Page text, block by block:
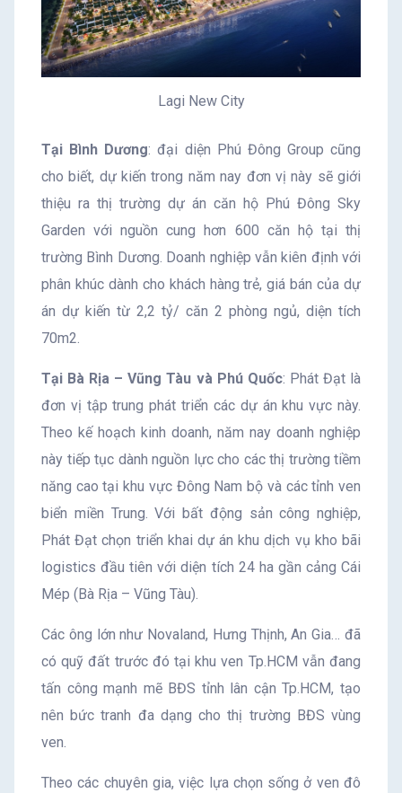
Lagi New City
Tại Bình Dương: đại diện Phú Đông Group cũng
cho biết, dự kiến trong năm nay đơn vị này sẽ giới
thiệu ra thị trường dự án căn hộ Phú Đông Sky
Garden với nguồn cung hơn 600 căn hộ tại thị
trường Bình Dương. Doanh nghiệp vẫn kiên định với
phân khúc dành cho khách hàng trẻ, giá bán của dự
án dự kiến từ 2,2 tỷ/ căn 2 phòng ngủ, diện tích
70m2.
Tại Bà Rịa – Vũng Tàu và Phú Quốc: Phát Đạt là
đơn vị tập trung phát triển các dự án khu vực này.
Theo kế hoạch kinh doanh, năm nay doanh nghiệp
này tiếp tục dành nguồn lực cho các thị trường tiềm
năng cao tại khu vực Đông Nam bộ và các tỉnh ven
biển miền Trung. Với bất động sản công nghiệp,
Phát Đạt chọn triển khai dự án khu dịch vụ kho bãi
logistics đầu tiên với diện tích 24 ha gần cảng Cái
Mép (Bà Rịa – Vũng Tàu).
Các ông lớn như Novaland, Hưng Thịnh, An Gia… đã
có quỹ đất trước đó tại khu ven Tp.HCM vẫn đang
tấn công mạnh mẽ BĐS tỉnh lân cận Tp.HCM, tạo
nên bức tranh đa dạng cho thị trường BĐS vùng
ven.
Theo các chuyên gia, việc lựa chọn sống ở ven đô